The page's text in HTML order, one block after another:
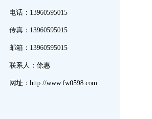
电话：13960595015
传真：13960595015
邮箱：13960595015
联系人：俆惠
网址：http://www.fw0598.com